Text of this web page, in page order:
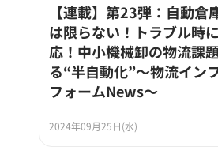
【連載】第23弾：自動倉
は限らない！トラブル時
応！中小機械卸の物流課
る“半自動化”～物流イン
フォームNews～
2024年09月25日(水)